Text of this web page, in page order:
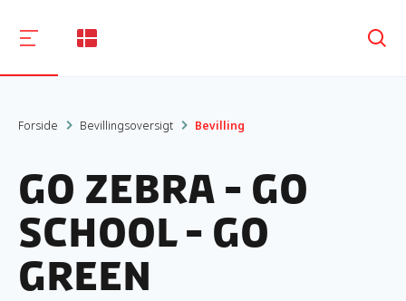
Søg
Forside Bevillingsoversigt Bevilling
Go Zebra - Go
School - Go
Green